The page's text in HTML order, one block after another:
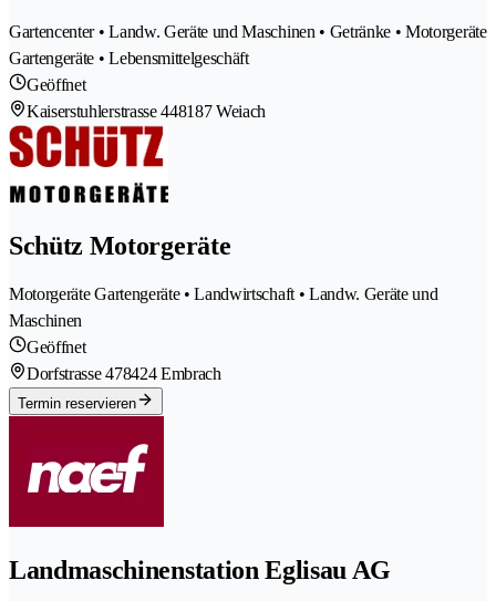
Gartencenter • Landw. Geräte und Maschinen • Getränke • Motorgeräte
Gartengeräte • Lebensmittelgeschäft
Geöffnet
Kaiserstuhlerstrasse 448187 Weiach
Schütz Motorgeräte
Motorgeräte Gartengeräte • Landwirtschaft • Landw. Geräte und
Maschinen
Geöffnet
Dorfstrasse 478424 Embrach
Termin reservieren
Landmaschinenstation Eglisau AG